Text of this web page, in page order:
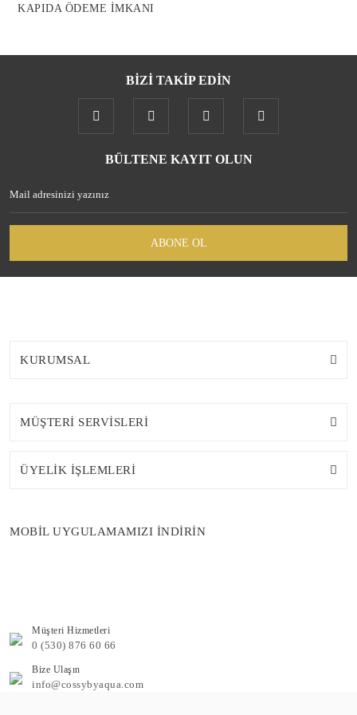
Gönder
KAPIDA ÖDEME İMKANI
BİZİ TAKİP EDİN
BÜLTENE KAYIT OLUN
ABONE OL
KURUMSAL
MÜŞTERİ SERVİSLERİ
ÜYELİK İŞLEMLERİ
MOBİL UYGULAMAMIZI İNDİRİN
Müşteri Hizmetleri
0 (530) 876 60 66
Bize Ulaşın
info@cossybyaqua.com